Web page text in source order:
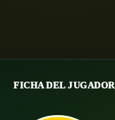
FICHA DEL JUGADOR